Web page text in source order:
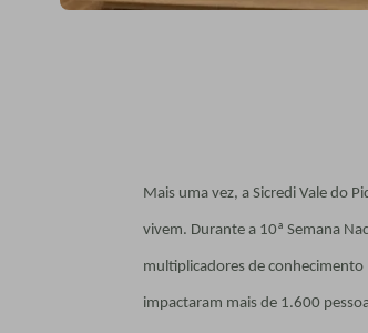
Mais uma vez, a Sicredi Vale do
vivem. Durante a 10ª Semana
multiplicadores de
impactaram mais de 1.600